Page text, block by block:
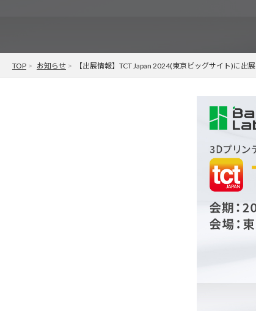
TOP お知らせ 【出展情報】TCT Japan 2024(東京ビッグサイト)に出展